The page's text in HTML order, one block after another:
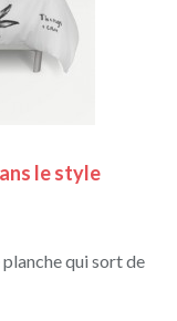
le style
qui sort de